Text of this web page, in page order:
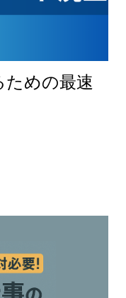
ための最速